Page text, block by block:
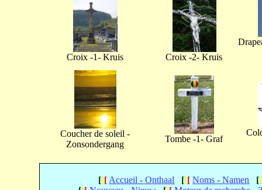
Croix -1- Kruis Croix -2- Kruis
Coucher de soleil -
Zonsondergang
Tombe -1- Graf
[[[ Accueil - Onthaal [[[ Noms - Namen [[